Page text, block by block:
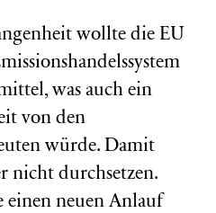
wollte die EU
was auch ein
von den
würde. Damit
nicht durchsetzen.
neuen Anlauf